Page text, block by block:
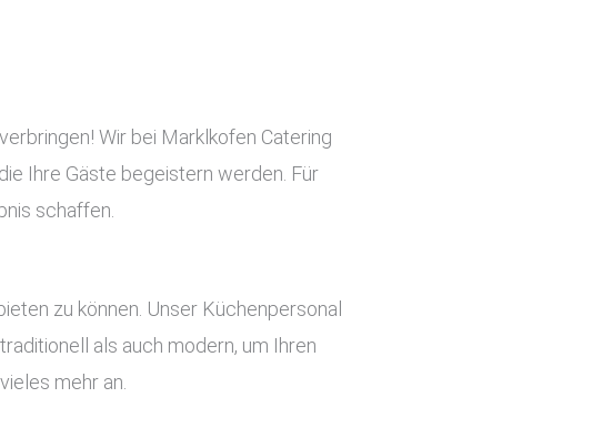
Wir bei Marklkofen Catering
Ihre Gäste begeistern werden. Für
schaffen.
zu können. Unser Küchenpersonal
als auch modern, um Ihren
mehr an.